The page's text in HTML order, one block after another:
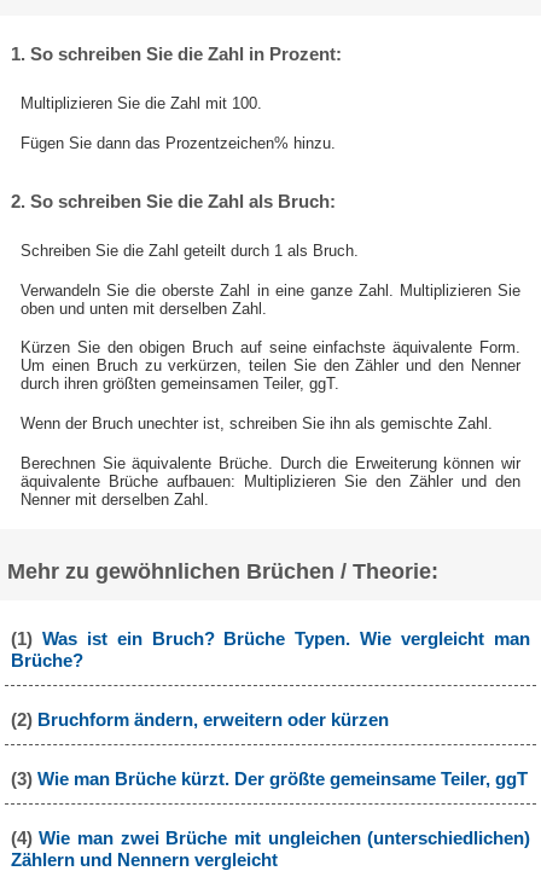
1. So schreiben Sie die Zahl in Prozent:
Multiplizieren Sie die Zahl mit 100.
Fügen Sie dann das Prozentzeichen% hinzu.
2. So schreiben Sie die Zahl als Bruch:
Schreiben Sie die Zahl geteilt durch 1 als Bruch.
Verwandeln Sie die oberste Zahl in eine ganze Zahl. Multiplizieren Sie
oben und unten mit derselben Zahl.
Kürzen Sie den obigen Bruch auf seine einfachste äquivalente Form.
Um einen Bruch zu verkürzen, teilen Sie den Zähler und den Nenner
durch ihren größten gemeinsamen Teiler, ggT.
Wenn der Bruch unechter ist, schreiben Sie ihn als gemischte Zahl.
Berechnen Sie äquivalente Brüche. Durch die Erweiterung können wir
äquivalente Brüche aufbauen: Multiplizieren Sie den Zähler und den
Nenner mit derselben Zahl.
Mehr zu gewöhnlichen Brüchen / Theorie:
(1) Was ist ein Bruch? Brüche Typen. Wie vergleicht man
Brüche?
(2) Bruchform ändern, erweitern oder kürzen
(3) Wie man Brüche kürzt. Der größte gemeinsame Teiler, ggT
(4)Wie man zwei Brüche mit ungleichen (unterschiedlichen)
Zählern und Nennern vergleicht